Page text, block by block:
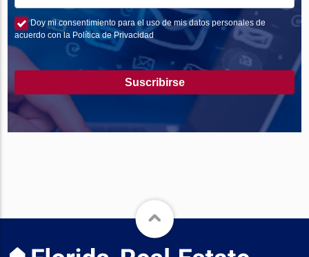
Doy mi consentimiento para el uso de mis datos personales de
acuerdo con la Política de Privacidad
Suscribirse